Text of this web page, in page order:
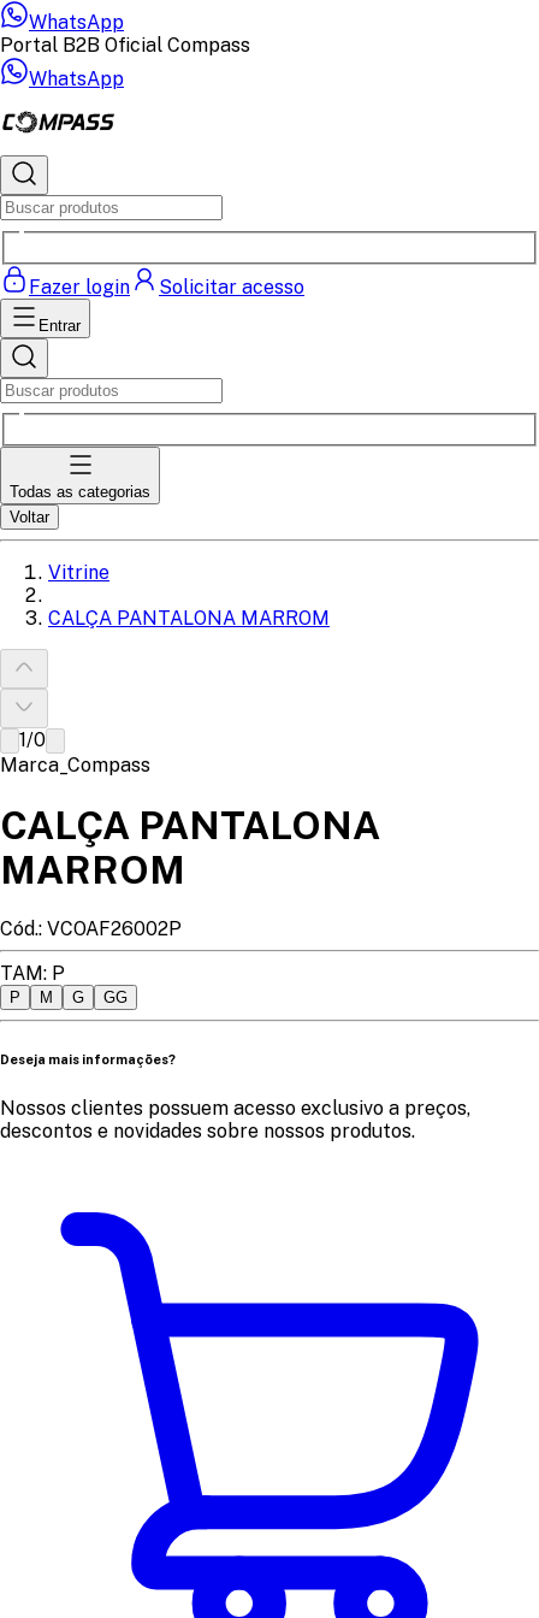
WhatsApp
Portal B2B Oficial Compass
WhatsApp
Fazer login Solicitar acesso
Entrar
Todas as categorias
Voltar
Vitrine
CALÇA PANTALONA MARROM
1/0
Marca_Compass
CALÇA PANTALONA
MARROM
Cód.: VCOAF26002P
TAM: P
P M G GG
Deseja mais informações?
Nossos clientes possuem acesso exclusivo a preços,
descontos e novidades sobre nossos produtos.